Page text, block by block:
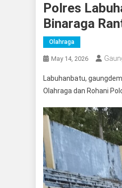
Polres
Binaraga
Olahraga
May 14, 2026
Labuhanbatu,
Olahraga dan Rohani